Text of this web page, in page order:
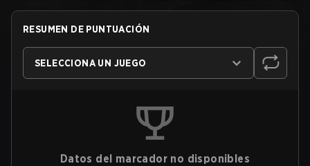
RESUMEN DE PUNTUACIÓN
SELECCIONA UN JUEGO
Datos del marcador no disponibles